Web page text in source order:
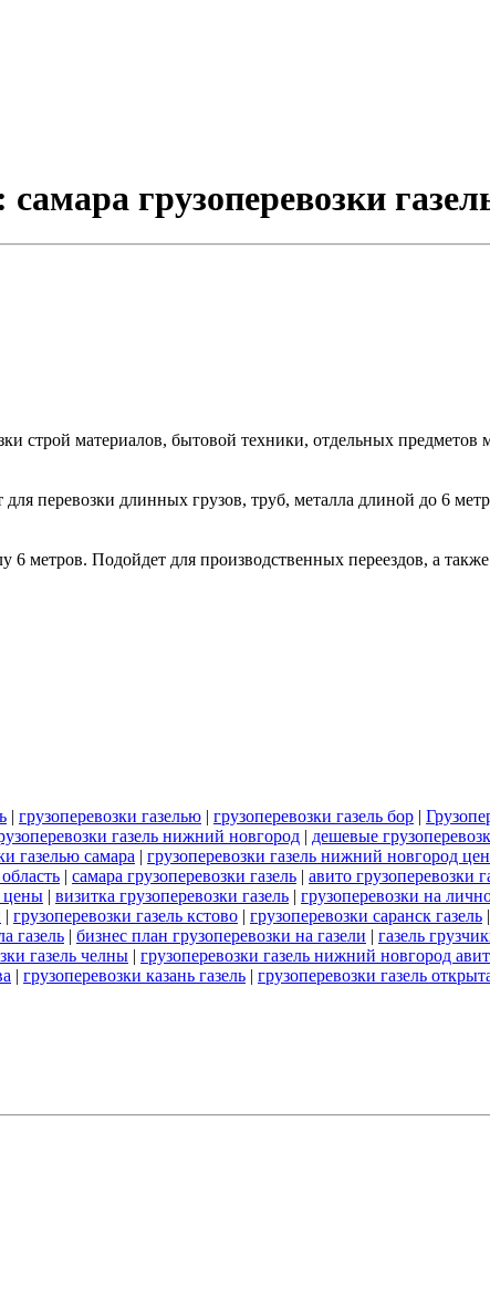
самара грузоперевозки
строй материалов, бытовой техники, отдельных предметов
перевозки длинных грузов, труб, металла длиной до 6
метров. Подойдет для производственных переездов, а
| грузоперевозки газелью | грузоперевозки газель бор |
газель нижний новгород | дешевые
газелью самара | грузоперевозки газель нижний новгород
| самара грузоперевозки газель | авито грузоперевозки
цены | визитка грузоперевозки газель | грузоперевозки на
| грузоперевозки газель кстово | грузоперевозки саранск газель |
газель | бизнес план грузоперевозки на газели | газель
газель челны | грузоперевозки газель нижний новгород
| грузоперевозки казань газель | грузоперевозки газель